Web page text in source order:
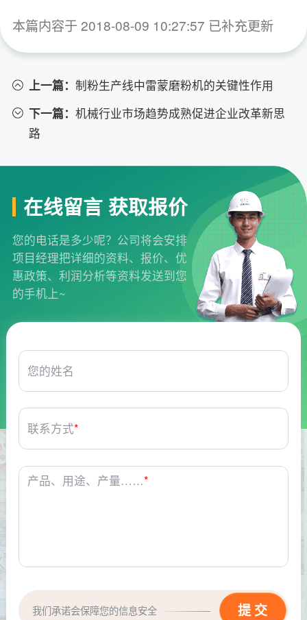
本篇内容于 2018-08-09 10:27:57 已补充更新
上一篇： 制粉生产线中雷蒙磨粉机的关键性作用
下一篇： 机械行业市场趋势成熟促进企业改革新思
路
在线留言 获取报价
您的电话是多少呢？公司将会安排
项目经理把详细的资料、报价、优
惠政策、利润分析等资料发送到您
的手机上~
您的姓名
联系方式*
产品、用途、产量……*
我们承诺会保障您的信息安全